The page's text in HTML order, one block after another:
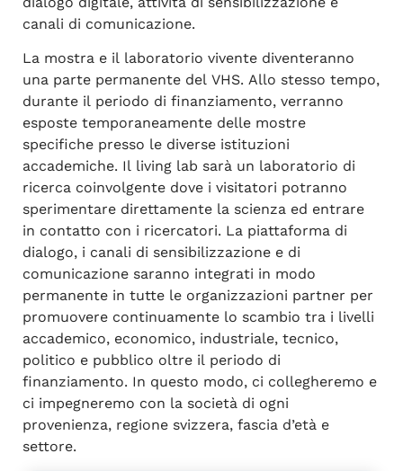
canali di comunicazione.
La mostra e il laboratorio vivente diventeranno
una parte permanente del VHS. Allo stesso tempo,
durante il periodo di finanziamento, verranno
esposte temporaneamente delle mostre
specifiche presso le diverse istituzioni
accademiche. Il living lab sarà un laboratorio di
ricerca coinvolgente dove i visitatori potranno
sperimentare direttamente la scienza ed entrare
in contatto con i ricercatori. La piattaforma di
dialogo, i canali di sensibilizzazione e di
comunicazione saranno integrati in modo
permanente in tutte le organizzazioni partner per
promuovere continuamente lo scambio tra i livelli
accademico, economico, industriale, tecnico,
politico e pubblico oltre il periodo di
finanziamento. In questo modo, ci collegheremo e
ci impegneremo con la società di ogni
provenienza, regione svizzera, fascia d’età e
settore.